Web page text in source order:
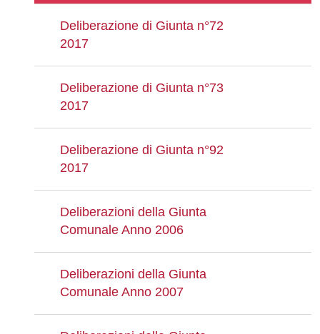
Deliberazione di Giunta n°72
2017
Deliberazione di Giunta n°73
2017
Deliberazione di Giunta n°92
2017
Deliberazioni della Giunta
Comunale Anno 2006
Deliberazioni della Giunta
Comunale Anno 2007